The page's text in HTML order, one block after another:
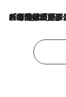
2026.8.3
「今後値上げがあるとすれば…」「リスクがあるのは今年の冬」エネルギー専門家が語る、ホルムズ海峡封鎖が家庭にもたらす“ある心配”